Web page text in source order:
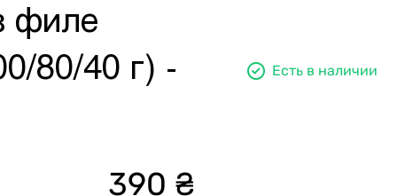
филе
80/40 г) -
Есть в наличии
390 ₴